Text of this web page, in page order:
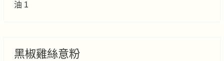
油 1
黑椒雞絲意粉